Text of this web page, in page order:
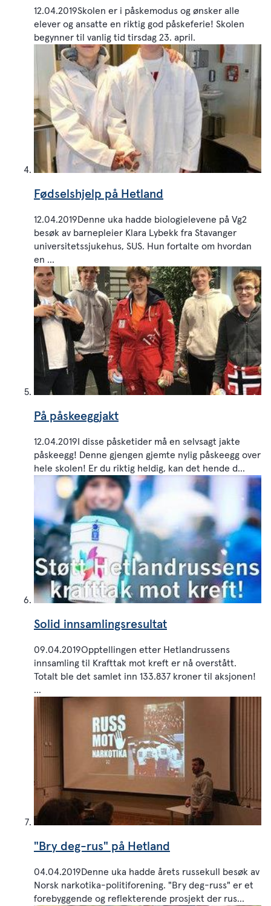
12.04.2019Skolen er i påskemodus og ønsker alle
elever og ansatte en riktig god påskeferie! Skolen
begynner til vanlig tid tirsdag 23. april.
Fødselshjelp på Hetland
12.04.2019Denne uka hadde biologielevene på Vg2
besøk av barnepleier Klara Lybekk fra Stavanger
universitetssjukehus, SUS. Hun fortalte om hvordan
en ...
På påskeeggjakt
12.04.2019I disse påsketider må en selvsagt jakte
påskeegg! Denne gjengen gjemte nylig påskeegg over
hele skolen! Er du riktig heldig, kan det hende d...
Solid innsamlingsresultat
09.04.2019Opptellingen etter Hetlandrussens
innsamling til Krafttak mot kreft er nå overstått.
Totalt ble det samlet inn 133.837 kroner til aksjonen!
...
"Bry deg-rus" på Hetland
04.04.2019Denne uka hadde årets russekull besøk av
Norsk narkotika-politiforening. "Bry deg-russ" er et
forebyggende og reflekterende prosjekt der rus...